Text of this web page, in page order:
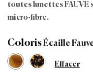
toutes lunettes FAUVE
micro-fibre.
Coloris
Effacer